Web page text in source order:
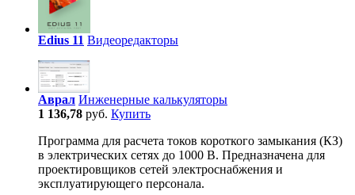
Edius 11 Видеоредакторы
Аврал Инженерные калькуляторы
1 136,78 руб. Купить
Программа для расчета токов короткого замыкания (КЗ)
в электрических сетях до 1000 В. Предназначена для
проектировщиков сетей электроснабжения и
эксплуатирующего персонала.